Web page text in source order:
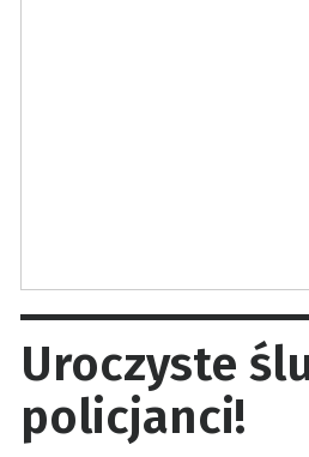
Uroczyste
policjanci!